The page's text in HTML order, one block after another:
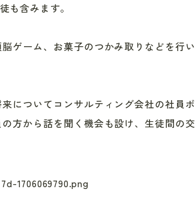
も含みます。
ゲーム、お菓子のつかみ取りなどを行い
についてコンサルティング会社の社員ボ
方から話を聞く機会も設け、生徒間の交